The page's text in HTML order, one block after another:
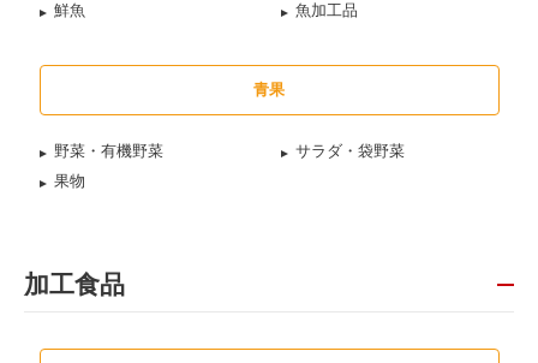
鮮魚 魚加工品
青果
野菜・有機野菜
サラダ・袋野菜
果物
加工食品